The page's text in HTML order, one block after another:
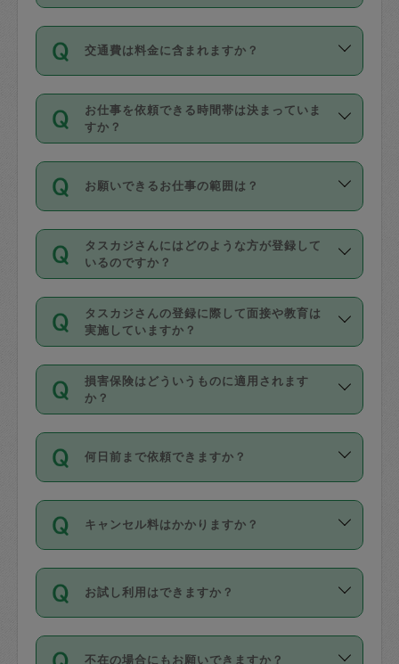
がっていく仕組みになっています。
Diners Club）のみとなります。
を行う際にご入力ください。プロフィー
ル登録時にはご入力いただかなくても大
丈夫です。
デビットカード・プリペイドカード（Vプ
リカ、au WALLETなど）は支払にはご利
銀行振込や現金払いも対応していませ
なお、タスカジさんの交通費も、依頼料
金のご請求と合わせてお支払いとなりま
動計算で表示されます。
依頼には「スポット」と「定期（毎週｜
隔週）」があり、「定期」の依頼は「ス
ポット」よりお得な料金でご利用できま
す。
定期の最低利用回数は設けていない代わ
りに、一定数を超えたキャンセルは有償
（例：毎週定期の場合は３回以上のキャ
ンセルが有償（1200円、隔週定期の場合
は２回以上のキャンセルが有償（1200
交通費は料金に含まれますか？
交通費は依頼料金とは別途発生し、依頼
料金のご請求と合わせてお支払いとなり
ます。交通費の金額は「依頼の詳細」に
お仕事を依頼できる時間帯は決まっていま
すか？
時間帯は3種類あります。いずれも１回あ
たり３時間です。
・ＡＭ ９時～１２時
・ＰＭ １３時～１６時
・夜 １８時～２１時
開始時間を２時間前後変更することが可
能です。依頼送信後、個別にタスカジさ
んにメッセージを送り調整してくださ
い。ただし、２時間を越えての調整はで
時間も被らない場合、損害保険の対象外
お願いできるお仕事の範囲は？
掃除、整理収納、洗濯、買い物、料理、
作り置きです。タスカジさんによってで
きる仕事の範囲が異なりますので、依頼
する前にタスカジさんのプロフィールで
確認してください。
基本的に、高所での作業や危険作業、屋
外での作業は対象外です。
タスカジさんにはどのような方が登録して
いるのですか？
主婦として長年の家事経験をお持ちの
方、栄養士・調理師といった資格者で保
育園や学校の給食やレストランで料理関
係の専門職に従事されていた方、日本で
すでにハウスキーパーや英語の先生とし
てお仕事をしているフィリピン出身の
社員など様々なバックグラウンドの方が
登録しています。
日本語も話せる方など様々です。
ールに記載していますので、各自の得意
を依頼してください。
タスカジさんの登録に際して面接や教育は
実施していますか？
応募の際に、各自事務局との面接と説明
を行っています。その後、身分証明書の
写真提出をしていただいています。外国
確認しています。タスカジさんトレーニ
ング動画を使ったセルフトレーニングの
現場トライアルを受け、合格したタスカ
ジさんが活動されています。
※テストセンターの講評は１件目のレビュ
損害保険はどういうものに適用されます
か？
依頼者とタスカジさんとの間でタスカジ
を通して成立した作業時間内での作業に
適用されます。作業範囲は、掃除、洗
です。作業中に物を壊したり、人にけが
をさせたりした場合が対象で、補償金額
す。
何日前まで依頼できますか？
ご依頼は、現在を起点に3日後（72時間
以降）の日時から受付可能となっていま
す。
タスカジさんへ「募集」をかけることが
可能です。
キャンセル料はかかりますか？
キャンセル料には、以下の2種類がありま
す。
お試し利用はできますか？
「お試し利用」というメニューはありま
不在の場合にもお願いできますか？